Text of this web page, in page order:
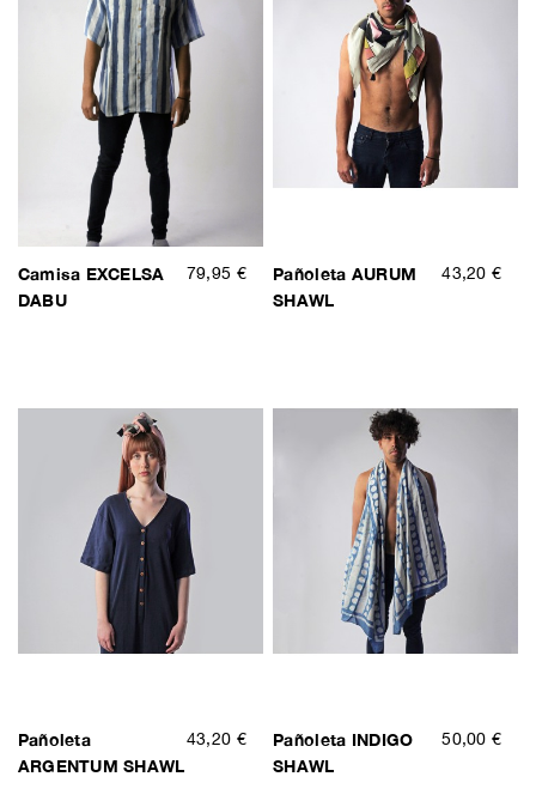
Camisa EXCELSA
DABU
79,95 €
Pañoleta AURUM
SHAWL
43,20 €
Pañoleta
ARGENTUM SHAWL
43,20 €
Pañoleta INDIGO
SHAWL
50,00 €